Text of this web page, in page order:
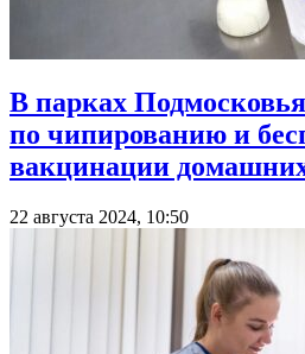
В парках
по чипированию и
вакцинации
22 августа 2024, 10:50